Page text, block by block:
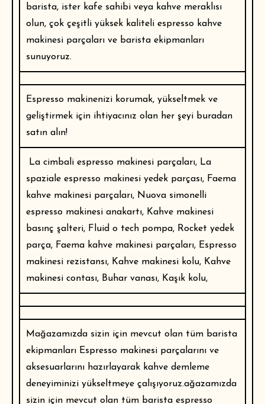
barista, ister kafe sahibi veya kahve meraklısı
olun, çok çeşitli yüksek kaliteli espresso kahve
makinesi parçaları ve barista ekipmanları
sunuyoruz.
Espresso makinenizi korumak, yükseltmek ve
geliştirmek için ihtiyacınız olan her şeyi buradan
satın alın!
La cimbali espresso makinesi parçaları, La
spaziale espresso makinesi yedek parçası, Faema
kahve makinesi parçaları, Nuova simonelli
espresso makinesi anakartı, Kahve makinesi
basınç şalteri, Fluid o tech pompa, Rocket yedek
parça, Faema kahve makinesi parçaları, Espresso
makinesi rezistansı, Kahve makinesi kolu, Kahve
makinesi contası, Buhar vanası, Kaşık kolu,
Mağazamızda sizin için mevcut olan tüm barista
ekipmanları Espresso makinesi parçalarını ve
aksesuarlarını hazırlayarak kahve demleme
deneyiminizi yükseltmeye çalışıyoruz.ağazamızda
sizin için mevcut olan tüm barista espresso